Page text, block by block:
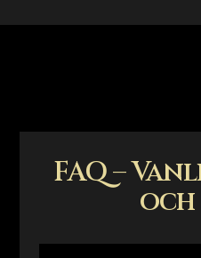
FAQ –
och